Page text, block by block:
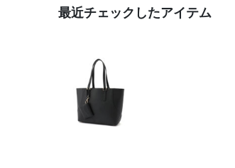
最近チェックしたアイテム